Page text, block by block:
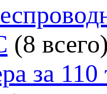
(8
за